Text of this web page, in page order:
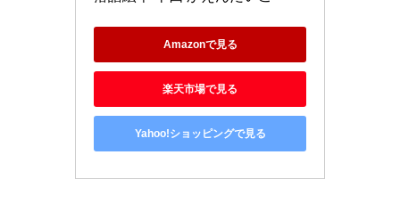
Amazonで見る
楽天市場で見る
Yahoo!ショッピングで見る